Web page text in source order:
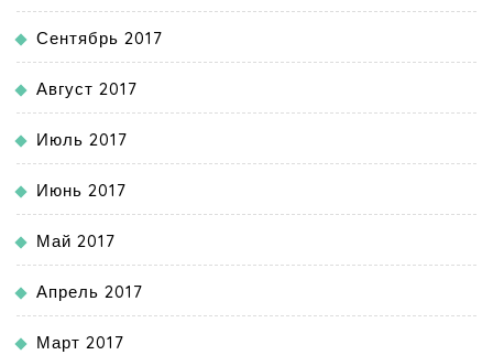
Сентябрь 2017
Август 2017
Июль 2017
Июнь 2017
Май 2017
Апрель 2017
Март 2017